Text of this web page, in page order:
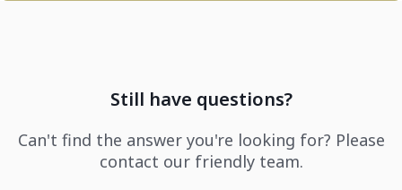
Still have questions?
Can't find the answer you're looking for? Please
contact our friendly team.